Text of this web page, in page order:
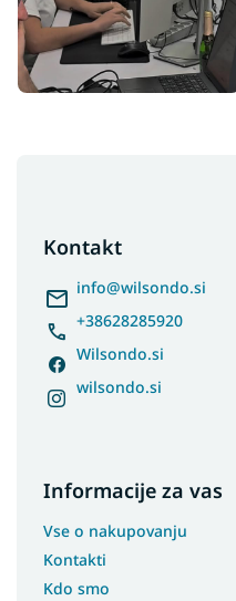
Kontakt
info@wilsondo.si
+38628285920
Wilsondo.si
wilsondo.si
Informacije za vas
Vse o nakupovanju
Kontakti
Kdo smo